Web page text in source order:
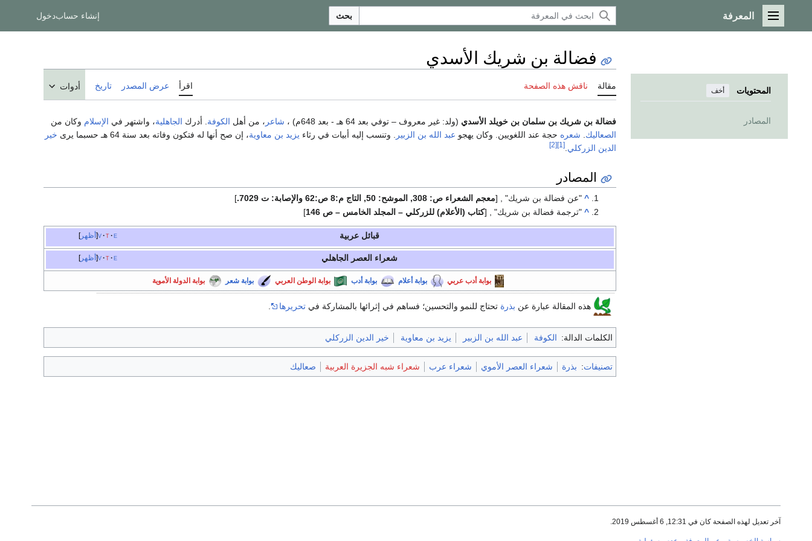
القائمة الرئيسية
المعرفة بحث إنشاء حسابدخول
المحتويات أخف
المصادر
فضالة بن شريك الأسدي
مقالة ناقش هذه الصفحة اقرأ عرض المصدر تاريخ أدوات
فضالة بن شريك بن سلمان بن خويلد الأسدي (ولد: غير معروف – توفي بعد 64 هـ - بعد 648م) ، شاعر ، من أهل الكوفة . أدرك الجاهلية، واشتهر في الإسلام وكان من
الصعاليك
شعره حجة عند اللغويين. وكان يهجو عبد الله بن الزبير . وتنسب إليه أبيات في رثاء يزيد بن معاوية، إن صح أنها له فتكون وفاته بعد سنة 64 هـ حسبما يرى
خير
الدين الزركلي [1]
[2]
المصادر
^ "عن فضالة بن شريك" , [معجم الشعراء ص: 308, الموشح: 50, التاج م:8 ص:62 والإصابة: ت 7029.
]
^ "ترجمة فضالة بن شريك" , [كتاب (الأعلام) للزركلي – المجلد الخامس – ص 146 ]
أظهر v t e قبائل عربية
أظهر v t e شعراء العصر الجاهلي
بوابة أدب عربي بوابة أعلام بوابة أدب بوابة الوطن العربي بوابة شعر بوابة الدولة الأموية
هذه المقالة عبارة عن بذرة تحتاج للنمو والتحسين؛ فساهم في إثرائها بالمشاركة في تحريرها .
الكلمات الدالة: الكوفة عبد الله بن الزبير يزيد بن معاوية خير الدين الزركلي
تصنيفات: بذرة شعراء العصر الأموي شعراء عرب شعراء شبه الجزيرة العربية صعاليك
آخر تعديل لهذه الصفحة كان في 12:31, 6 أغسطس 2019.